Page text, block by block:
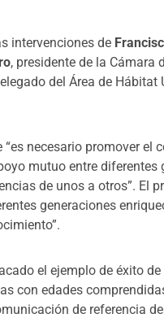
intervenciones de
, presidente de la Cámara
del Área de Hábitat
“es necesario promover el
mutuo entre diferentes
de unos a otros”. El
generaciones
el ejemplo de éxito
con edades
de referencia